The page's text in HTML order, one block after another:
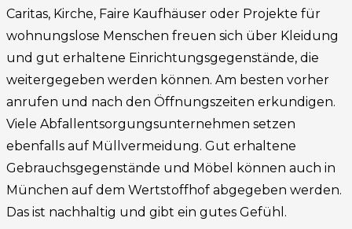
Caritas, Kirche, Faire Kaufhäuser oder Projekte für
wohnungslose Menschen freuen sich über Kleidung
und gut erhaltene Einrichtungsgegenstände, die
weitergegeben werden können. Am besten vorher
anrufen und nach den Öffnungszeiten erkundigen.
Viele Abfallentsorgungsunternehmen setzen
ebenfalls auf Müllvermeidung. Gut erhaltene
Gebrauchsgegenstände und Möbel können auch in
München auf dem Wertstoffhof abgegeben werden.
Das ist nachhaltig und gibt ein gutes Gefühl.